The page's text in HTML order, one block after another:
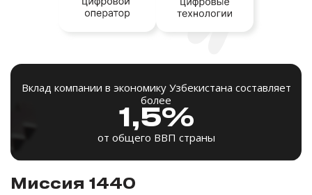
Вклад компании в экономику Узбекистана составляет
более
1,5%
от общего ВВП страны
Миссия 1440